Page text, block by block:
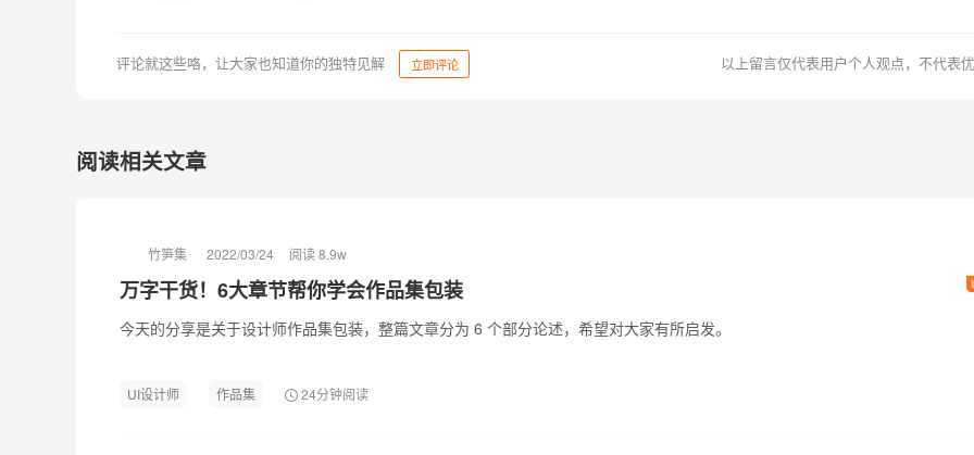
以上留言仅代表用户个人观点，不代表
评论就这些咯，让大家也知道你的独特见解 立即评论
阅读相关文章
竹笋集 2022/03/24 阅读 8.9w
万字干货！6大章节帮你学会作品集包装
今天的分享是关于设计师作品集包装，整篇文章分为 6 个部分论述，希望对大家有所启发。
UI设计师 作品集 24分钟阅读